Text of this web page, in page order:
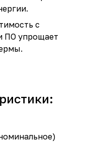
с
ПО упрощает